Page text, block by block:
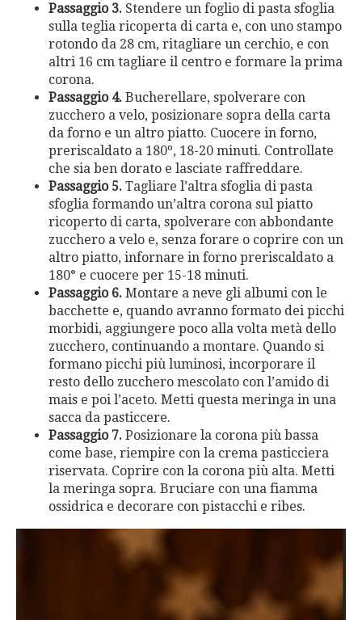
Passaggio 3. Stendere un foglio di pasta sfoglia
sulla teglia ricoperta di carta e, con uno stampo
rotondo da 28 cm, ritagliare un cerchio, e con
altri 16 cm tagliare il centro e formare la prima
corona.
Passaggio 4. Bucherellare, spolverare con
zucchero a velo, posizionare sopra della carta
da forno e un altro piatto. Cuocere in forno,
preriscaldato a 180º, 18-20 minuti. Controllate
che sia ben dorato e lasciate raffreddare.
Passaggio 5. Tagliare l’altra sfoglia di pasta
sfoglia formando un’altra corona sul piatto
ricoperto di carta, spolverare con abbondante
zucchero a velo e, senza forare o coprire con un
altro piatto, infornare in forno preriscaldato a
180° e cuocere per 15-18 minuti.
Passaggio 6. Montare a neve gli albumi con le
bacchette e, quando avranno formato dei picchi
morbidi, aggiungere poco alla volta metà dello
zucchero, continuando a montare. Quando si
formano picchi più luminosi, incorporare il
resto dello zucchero mescolato con l’amido di
mais e poi l’aceto. Metti questa meringa in una
sacca da pasticcere.
Passaggio 7. Posizionare la corona più bassa
come base, riempire con la crema pasticciera
riservata. Coprire con la corona più alta. Metti
la meringa sopra. Bruciare con una fiamma
ossidrica e decorare con pistacchi e ribes.